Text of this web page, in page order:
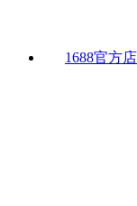
1688官方